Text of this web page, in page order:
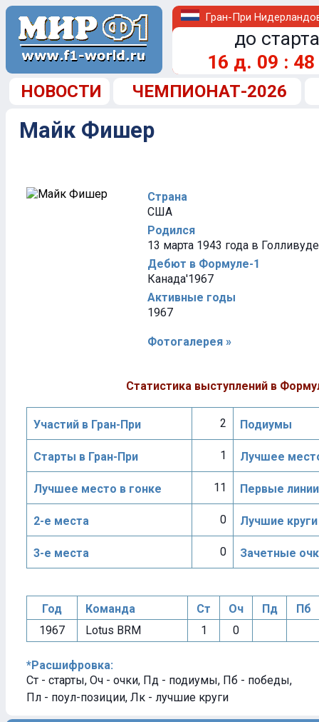
Гран-При
до
16 д. 09 : 48
НОВОСТИ ЧЕМПИОНАТ-2026
Майк Фишер
Страна
США
Родился
13 марта 1943 года в
Дебют в Формуле-1
Канада'1967
Активные годы
1967
Фотогалерея »
Статистика выступлений в
Участий в Гран-При 2 Подиумы
Старты в Гран-При 1 Лучшее
Лучшее место в гонке 11 Первые линии
2-е места 0 Лучшие круги
3-е места 0 Зачетные
Год Команда Ст Оч Пд
Пб
1967
Lotus BRM 1 0
*Расшифровка:
Ст - старты, Оч - очки, Пд - подиумы, Пб - победы,
Пл - поул-позиции, Лк - лучшие круги